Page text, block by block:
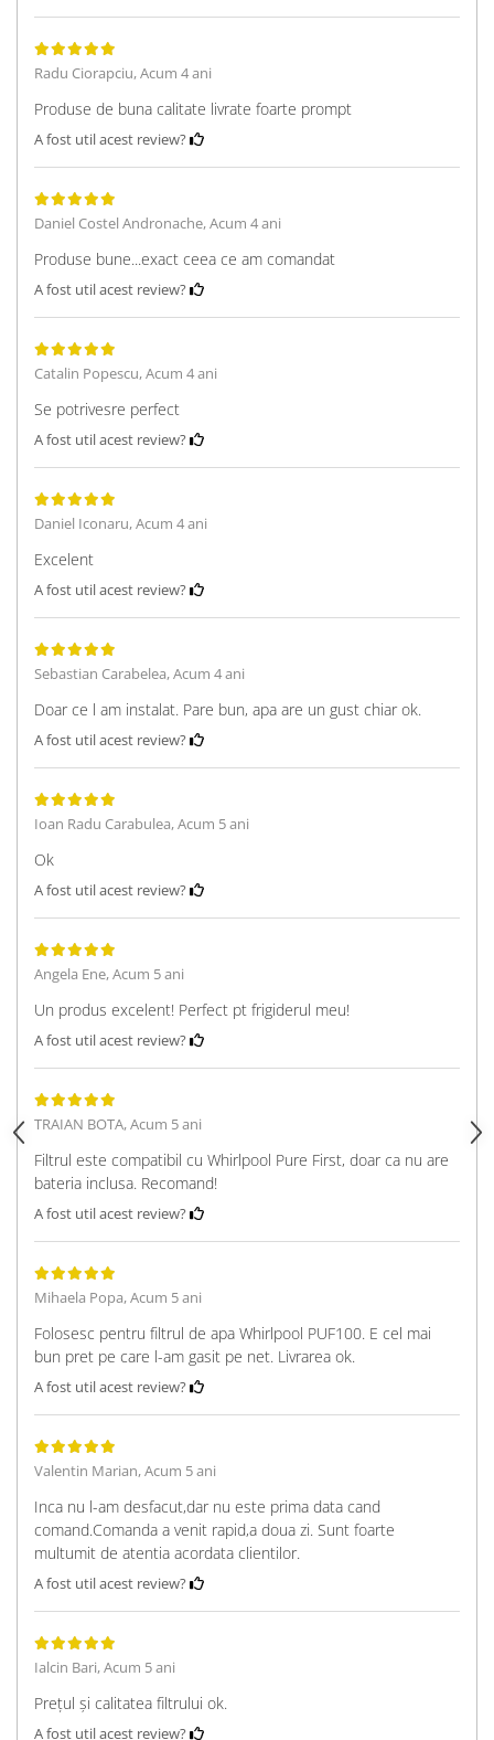
Radu Ciorapciu,Acum 4 ani
Produse de buna calitate livrate foarte prompt
A fost util acest review?
Daniel Costel Andronache,Acum 4 ani
Produse bune...exact ceea ce am comandat
A fost util acest review?
Catalin Popescu,Acum 4 ani
Se potrivesre perfect
A fost util acest review?
Daniel Iconaru,Acum 4 ani
Excelent
A fost util acest review?
Sebastian Carabelea,Acum 4 ani
Doar ce l am instalat. Pare bun, apa are un gust chiar ok.
A fost util acest review?
Ioan Radu Carabulea,Acum 5 ani
Ok
A fost util acest review?
Angela Ene,Acum 5 ani
Un produs excelent! Perfect pt frigiderul meu!
A fost util acest review?
TRAIAN BOTA,Acum 5 ani
Filtrul este compatibil cu Whirlpool Pure First, doar ca nu are
bateria inclusa. Recomand!
A fost util acest review?
Mihaela Popa,Acum 5 ani
Folosesc pentru filtrul de apa Whirlpool PUF100. E cel mai
bun pret pe care l-am gasit pe net. Livrarea ok.
A fost util acest review?
Valentin Marian,Acum 5 ani
Inca nu l-am desfacut,dar nu este prima data cand
comand.Comanda a venit rapid,a doua zi. Sunt foarte
multumit de atentia acordata clientilor.
A fost util acest review?
Ialcin Bari,Acum 5 ani
Prețul și calitatea filtrului ok.
A fost util acest review?